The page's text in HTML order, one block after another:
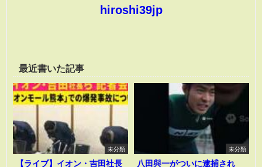
hiroshi39jp
最近書いた記事
未分類
【ライブ】イオン・吉田社長
未分類
八田與一がついに逮捕され